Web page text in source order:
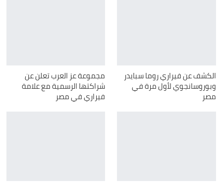
الكشف عن فيراري روما سبايدر
وبوروسانجوي لأول مرة في
مصر
مجموعة عز العرب تعلن عن
شراكتها الرسمية مع علامة
فيراري في مصر